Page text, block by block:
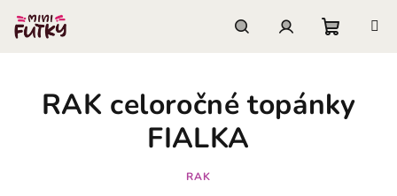
obsah
košík
RAK celoročné topánky
FIALKA
RAK